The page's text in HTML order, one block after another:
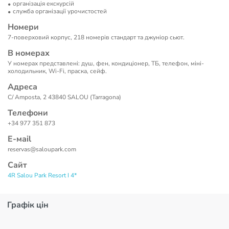
організація екскурсій
служба організації урочистостей
Номери
7-поверховий корпус, 218 номерів стандарт та джуніор сьют.
В номерах
У номерах представлені: душ, фен, кондиціонер, ТБ, телефон, міні-
холодильник, Wi-Fi, праска, сейф.
Адреса
C/ Amposta, 2 43840 SALOU (Tarragona)
Телефони
+34 977 351 873
Е-маil
reservas@saloupark.com
Сайт
4R Salou Park Resort I 4*
Графік цін